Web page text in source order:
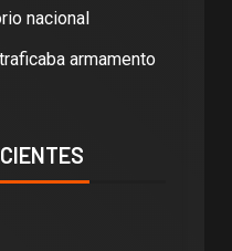
nacional
armamento